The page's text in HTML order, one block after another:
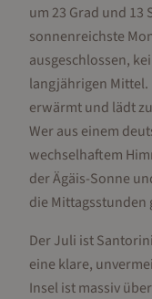
um 23 Grad und
sonnenreichste
ausgeschlossen,
langjährigen Mittel.
erwärmt und lädt
Wer aus einem
wechselhaftem
der Ägäis-Sonne
die Mittagsstunden
Der Juli ist
eine klare,
Insel ist massiv